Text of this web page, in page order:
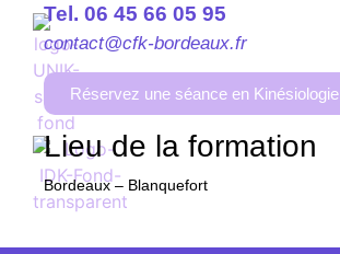
Tel. 06 45 66 05 95
contact@cfk-bordeaux.fr
Réservez une séance en Kinésiologie
Lieu de la formation
Bordeaux – Blanquefort